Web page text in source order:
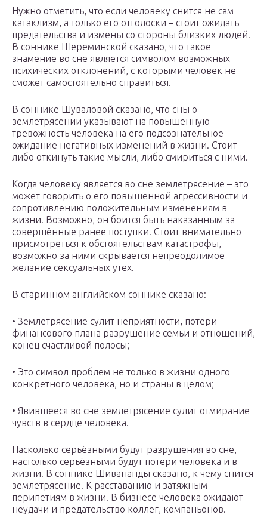
Нужно отметить, что если человеку снится не сам
катаклизм, а только его отголоски – стоит ожидать
предательства и измены со стороны близких людей.
В соннике Шереминской сказано, что такое
знамение во сне является символом возможных
психических отклонений, с которыми человек не
сможет самостоятельно справиться.
В соннике Шуваловой сказано, что сны о
землетрясении указывают на повышенную
тревожность человека на его подсознательное
ожидание негативных изменений в жизни. Стоит
либо откинуть такие мысли, либо смириться с ними.
Когда человеку является во сне землетрясение – это
может говорить о его повышенной агрессивности и
сопротивлению положительным изменениям в
жизни. Возможно, он боится быть наказанным за
совершённые ранее поступки. Стоит внимательно
присмотреться к обстоятельствам катастрофы,
возможно за ними скрывается непреодолимое
желание сексуальных утех.
В старинном английском соннике сказано:
• Землетрясение сулит неприятности, потери
финансового плана разрушение семьи и отношений,
конец счастливой полосы;
• Это символ проблем не только в жизни одного
конкретного человека, но и страны в целом;
• Явившееся во сне землетрясение сулит отмирание
чувств в сердце человека.
Насколько серьёзными будут разрушения во сне,
настолько серьёзными будут потери человека и в
жизни. В соннике Шивананды сказано, к чему снится
землетрясение. К расставанию и затяжным
перипетиям в жизни. В бизнесе человека ожидают
неудачи и предательство коллег, компаньонов.